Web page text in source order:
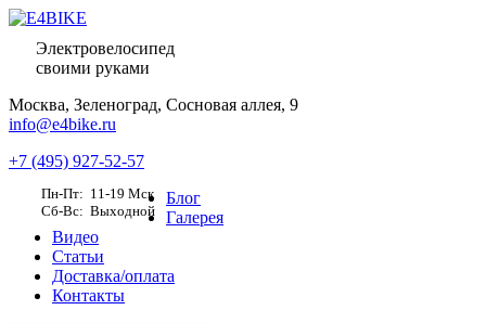
Электровелосипед
своими руками
Москва, Зеленоград, Сосновая аллея, 9
info@e4bike.ru
+7 (495) 927-52-57
Пн-Пт: 11-19 Мск
Сб-Вс: Выходной
Блог
Галерея
Видео
Статьи
Доставка/оплата
Контакты